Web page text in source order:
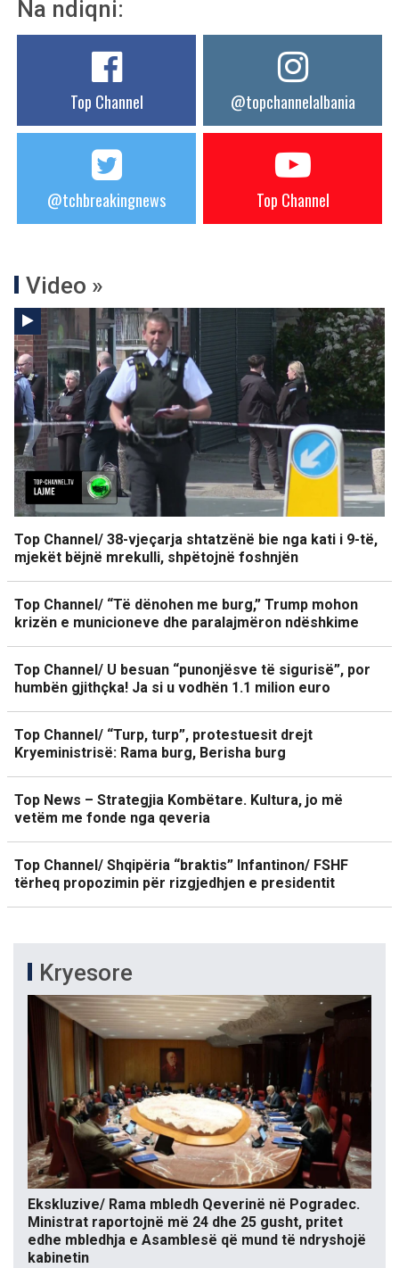
Na ndiqni:
Top Channel @topchannelalbania
@tchbreakingnews Top Channel
Video »
Top Channel/ 38-vjeçarja shtatzënë bie nga kati i 9-të,
mjekët bëjnë mrekulli, shpëtojnë foshnjën
Top Channel/ “Të dënohen me burg,” Trump mohon
krizën e municioneve dhe paralajmëron ndëshkime
Top Channel/ U besuan “punonjësve të sigurisë”, por
humbën gjithçka! Ja si u vodhën 1.1 milion euro
Top Channel/ “Turp, turp”, protestuesit drejt
Kryeministrisë: Rama burg, Berisha burg
Top News – Strategjia Kombëtare. Kultura, jo më
vetëm me fonde nga qeveria
Top Channel/ Shqipëria “braktis” Infantinon/ FSHF
tërheq propozimin për rizgjedhjen e presidentit
Kryesore
Ekskluzive/ Rama mbledh Qeverinë në Pogradec.
Ministrat raportojnë më 24 dhe 25 gusht, pritet
edhe mbledhja e Asamblesë që mund të ndryshojë
kabinetin